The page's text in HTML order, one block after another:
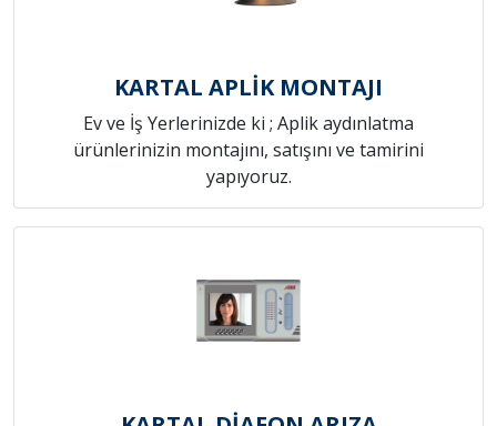
KARTAL APLİK MONTAJI
Ev ve İş Yerlerinizde ki ; Aplik aydınlatma
ürünlerinizin montajını, satışını ve tamirini
yapıyoruz.